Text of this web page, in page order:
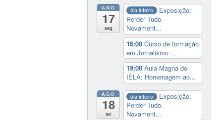
AGO
17
seg
dia inteiro
Exposição:
Perder Tudo.
Novament...
16:00Curso de formação
em Jornalismo ...
19:00Aula Magna do
IELA: Homenagem ao...
AGO
18
ter
dia inteiro
Exposição:
Perder Tudo.
Novament...